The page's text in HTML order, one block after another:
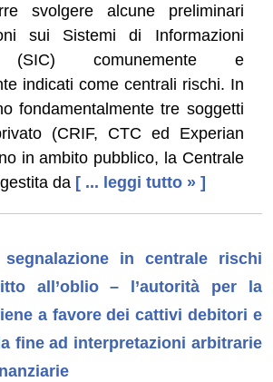
svolgere alcune preliminari
sui Sistemi di Informazioni
(SIC) comunemente e
indicati come centrali rischi. In
fondamentalmente tre soggetti
(CRIF, CTC ed Experian
in ambito pubblico, la Centrale
da [ ... leggi tutto » ]
in centrale rischi
all’oblio – l’autorità per la
a favore dei cattivi debitori e
fine ad interpretazioni arbitrarie